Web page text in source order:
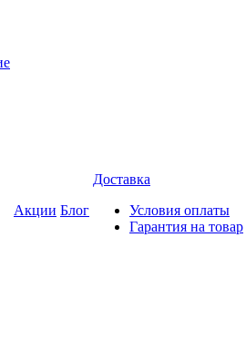
Акции Блог
Доставка
Условия оплаты
Гарантия на товар